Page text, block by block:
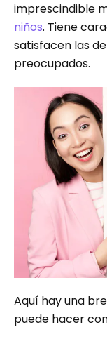
imprescindible
niños. Tiene
satisfacen las
preocupados.
Aquí hay una
puede hacer